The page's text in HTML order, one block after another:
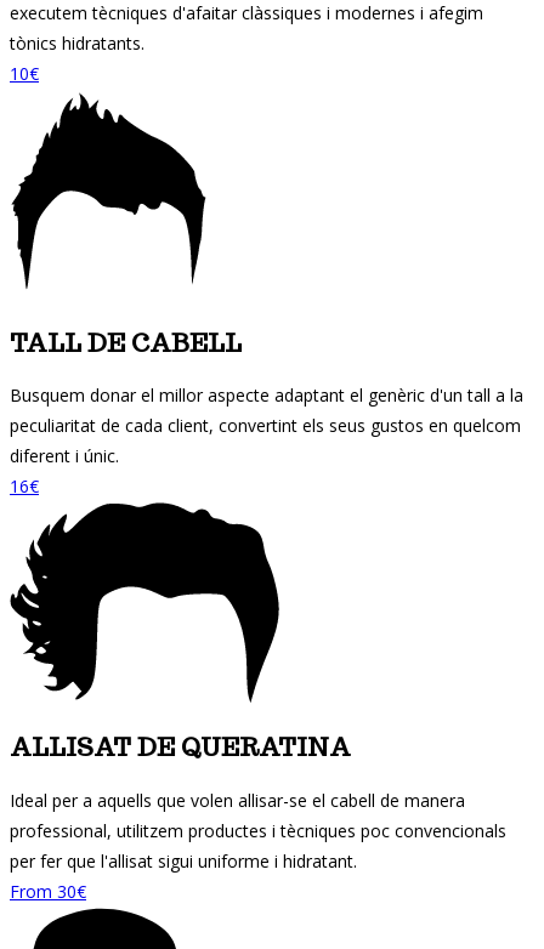
executem tècniques d'afaitar clàssiques i modernes i afegim
tònics hidratants.
10€
TALL DE CABELL
Busquem donar el millor aspecte adaptant el genèric d'un tall a la
peculiaritat de cada client, convertint els seus gustos en quelcom
diferent i únic.
16€
ALLISAT DE QUERATINA
Ideal per a aquells que volen allisar-se el cabell de manera
professional, utilitzem productes i tècniques poc convencionals
per fer que l'allisat sigui uniforme i hidratant.
From 30€